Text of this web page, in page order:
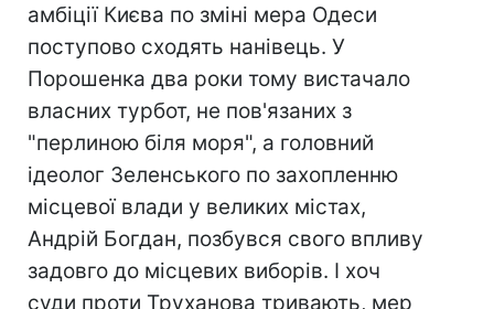
амбіції Києва по зміні мера Одеси
поступово сходять нанівець. У
Порошенка два роки тому вистачало
власних турбот, не пов'язаних з
"перлиною біля моря", а головний
ідеолог Зеленського по захопленню
місцевої влади у великих містах,
Андрій Богдан, позбувся свого впливу
задовго до місцевих виборів. І хоч
суди проти Труханова тривають, мер